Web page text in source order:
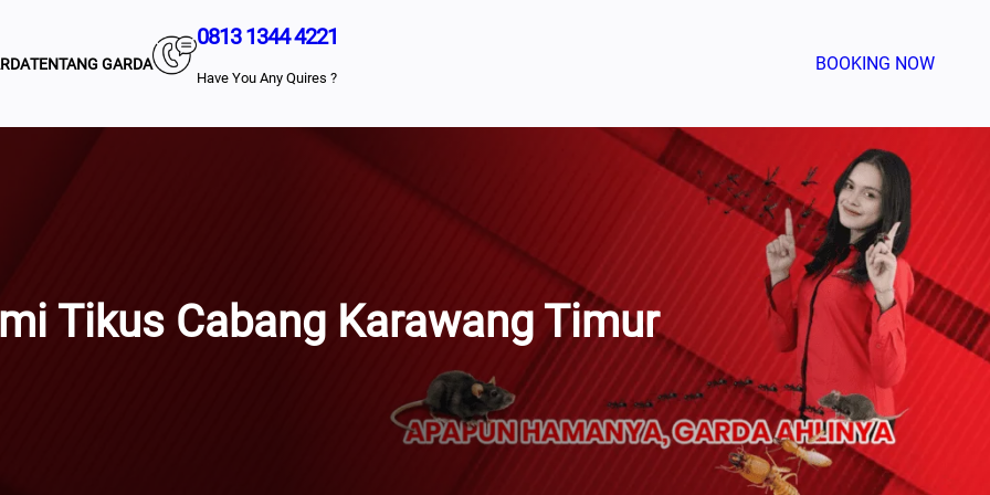
TENTANG GARDA
0813 1344 4221
Have You Any Quires ?
BOOKING NOW
Tikus Cabang Karawang Timur